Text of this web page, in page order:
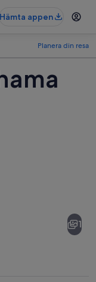
Hämta appen
Planera din resa
1